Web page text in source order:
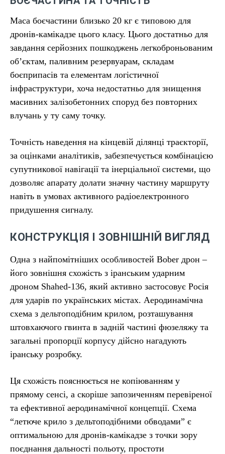
Маса боєчастини близько 20 кг є типовою для
дронів-камікадзе цього класу. Цього достатньо для
завдання серйозних пошкоджень легкоброньованим
об’єктам, паливним резервуарам, складам
боєприпасів та елементам логістичної
інфраструктури, хоча недостатньо для знищення
масивних залізобетонних споруд без повторних
влучань у ту саму точку.
Точність наведення на кінцевій ділянці траєкторії,
за оцінками аналітиків, забезпечується комбінацією
супутникової навігації та інерціальної системи, що
дозволяє апарату долати значну частину маршруту
навіть в умовах активного радіоелектронного
придушення сигналу.
КОНСТРУКЦІЯ І ЗОВНІШНІЙ ВИГЛЯД
Одна з найпомітніших особливостей Bober дрон –
його зовнішня схожість з іранським ударним
дроном Shahed-136, який активно застосовує Росія
для ударів по українських містах. Аеродинамічна
схема з дельтоподібним крилом, розташування
штовхаючого гвинта в задній частині фюзеляжу та
загальні пропорції корпусу дійсно нагадують
іранську розробку.
Ця схожість пояснюється не копіюванням у
прямому сенсі, а скоріше запозиченням перевіреної
та ефективної аеродинамічної концепції. Схема
“летюче крило з дельтоподібними обводами” є
оптимальною для дронів-камікадзе з точки зору
поєднання дальності польоту, простоти